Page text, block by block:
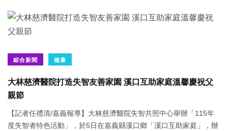
綜合新聞 健康
大林慈濟醫院打造失智友善家園 溪口互助家庭溫馨慶祝父
親節
【記者任禮清/嘉義報導】大林慈濟醫院失智共照中心舉辦「115年
度失智者特色活動」，於5日在嘉義縣溪口鄉「溪口互助家庭」，辦